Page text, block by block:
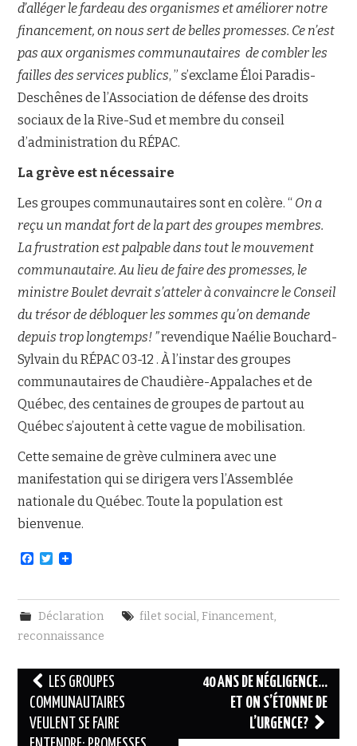
d’alléger le fardeau des organismes et améliorer notre
financement, on nous sert de belles promesses. Ce n’est
pas aux organismes communautaires de combler les
failles des services publics, ” s’exclame Éloi Paradis-
Deschênes de l’Association de défense des droits
sociaux de la Rive-Sud et membre du conseil
d’administration du RÉPAC.
La grève est nécessaire
Les groupes communautaires sont en colère. “ On a
reçu un mandat fort de la part des groupes membres.
La frustration est palpable dans tout le mouvement
communautaire. Au lieu de faire des promesses, le
ministre Boulet devrait s’atteler à convaincre le Conseil
du trésor de débloquer les sommes qu’on demande
depuis trop longtemps! ”revendique Naélie Bouchard-
Sylvain du RÉPAC 03-12 . À l’instar des groupes
communautaires de Chaudière-Appalaches et de
Québec, des centaines de groupes de partout au
Québec s’ajoutent à cette vague de mobilisation.
Cette semaine de grève culminera avec une
manifestation qui se dirigera vers l’Assemblée
nationale du Québec. Toute la population est
bienvenue.
F
e
b
o
o
T
t
e
r
Déclaration filet social, Financement,
reconnaissance
Navigation
des
articles
LES GROUPES
COMMUNAUTAIRES
VEULENT SE FAIRE
40 ANS DE NÉGLIGENCE…
ET ON S’ÉTONNE DE
L’URGENCE?